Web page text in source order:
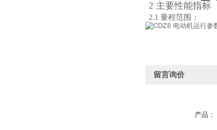
2 主要性能指标
2.1 量程范围：
留言询价
产品：